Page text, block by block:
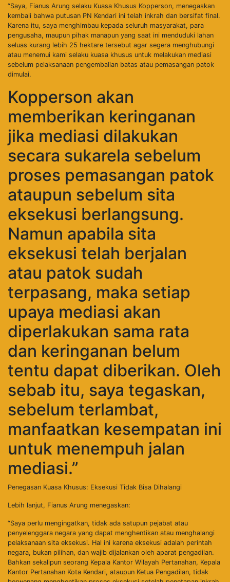
“Saya, Fianus Arung selaku Kuasa Khusus Kopperson, menegaskan
kembali bahwa putusan PN Kendari ini telah inkrah dan bersifat final.
Karena itu, saya menghimbau kepada seluruh masyarakat, para
pengusaha, maupun pihak manapun yang saat ini menduduki lahan
seluas kurang lebih 25 hektare tersebut agar segera menghubungi
atau menemui kami selaku kuasa khusus untuk melakukan mediasi
sebelum pelaksanaan pengembalian batas atau pemasangan patok
dimulai.
Kopperson akan
memberikan keringanan
jika mediasi dilakukan
secara sukarela sebelum
proses pemasangan patok
ataupun sebelum sita
eksekusi berlangsung.
Namun apabila sita
eksekusi telah berjalan
atau patok sudah
terpasang, maka setiap
upaya mediasi akan
diperlakukan sama rata
dan keringanan belum
tentu dapat diberikan. Oleh
sebab itu, saya tegaskan,
sebelum terlambat,
manfaatkan kesempatan ini
untuk menempuh jalan
mediasi.”
Penegasan Kuasa Khusus: Eksekusi Tidak Bisa Dihalangi
Lebih lanjut, Fianus Arung menegaskan:
“Saya perlu mengingatkan, tidak ada satupun pejabat atau
penyelenggara negara yang dapat menghentikan atau menghalangi
pelaksanaan sita eksekusi. Hal ini karena eksekusi adalah perintah
negara, bukan pilihan, dan wajib dijalankan oleh aparat pengadilan.
Bahkan sekalipun seorang Kepala Kantor Wilayah Pertanahan, Kepala
Kantor Pertanahan Kota Kendari, ataupun Ketua Pengadilan, tidak